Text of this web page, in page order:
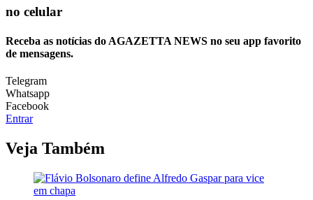
no celular
Receba as notícias do AGAZETTA NEWS no seu app favorito
de mensagens.
Telegram
Whatsapp
Facebook
Entrar
Veja Também